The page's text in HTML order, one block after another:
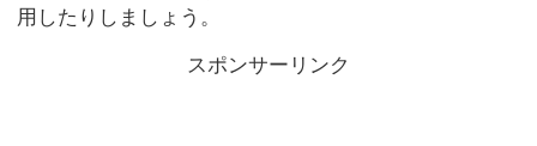
用したりしましょう。
スポンサーリンク